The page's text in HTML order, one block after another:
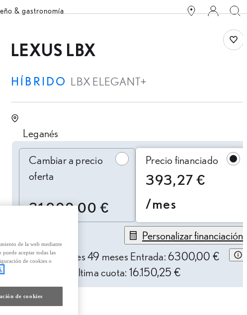
& gastronomía
LEXUS LBX
HÍBRIDO LBX ELEGANT+
Leganés
Cambiar a precio oferta
Cambiar a precio
oferta
31.900,00 €
Precio financiado
393,27 €
/mes
Personalizar financiación
393,27 € /mes49 meses Entrada: 6300,00 €
Última cuota: 16.150,25 €
de la web mediante
aceptar todas las
de cookies o
de cookies